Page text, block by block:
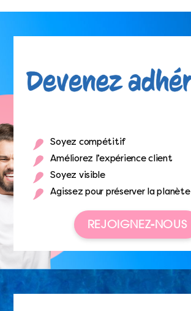
Soyez compétitif
Améliorez l’expérience client
Soyez visible
Agissez pour préserver la planète
REJOIGNEZ-NOUS